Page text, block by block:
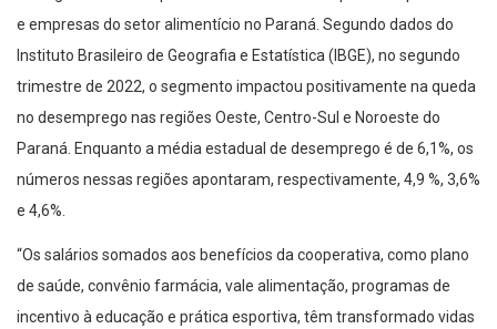
e empresas do setor alimentício no Paraná. Segundo dados do
Instituto Brasileiro de Geografia e Estatística (IBGE), no segundo
trimestre de 2022, o segmento impactou positivamente na queda
no desemprego nas regiões Oeste, Centro-Sul e Noroeste do
Paraná. Enquanto a média estadual de desemprego é de 6,1%, os
números nessas regiões apontaram, respectivamente, 4,9 %, 3,6%
e 4,6%.
“Os salários somados aos benefícios da cooperativa, como plano
de saúde, convênio farmácia, vale alimentação, programas de
incentivo à educação e prática esportiva, têm transformado vidas